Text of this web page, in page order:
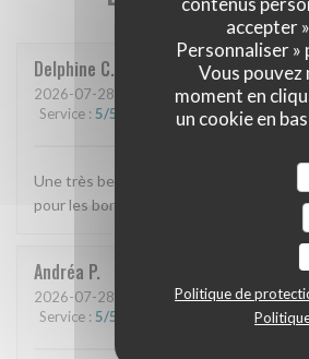
accepter
Personnaliser
Vous
moment en
un cookie en
Politique de
Delphine C
2026-07-28 - 12:45 - Couverts 3
Service : 5/5 Ambiance: 5/5 Cuisine: 5/5
Une très belle découverte On reviendra
pour les bonnes adresses marseillaises
Andréa P
2026-07-28 - 12:15 - Couverts 2
Service : 5/5 Cuisine:5/5